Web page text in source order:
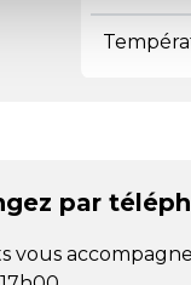
par
vous